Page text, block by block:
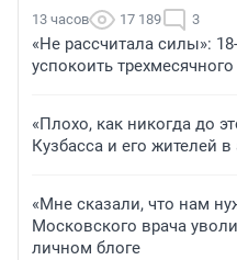
13 часов 17 189 3
«Не рассчитала силы»:
успокоить
«Плохо, как никогда до
Кузбасса и его жителей в
«Мне сказали, что нам
Московского врача
личном блоге